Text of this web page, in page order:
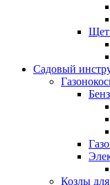
Садовый
Козлы